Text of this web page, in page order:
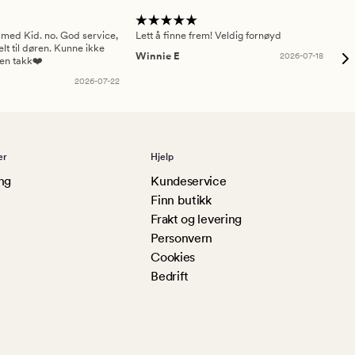
Kid. no. God service,
til døren. Kunne ikke
takk❤️
2026-07-22
Lett å finne frem! Veldig fornøyd
Winnie E
2026-07-18
Hjelp
Kundeservice
Finn butikk
Frakt og levering
Personvern
Cookies
Bedrift